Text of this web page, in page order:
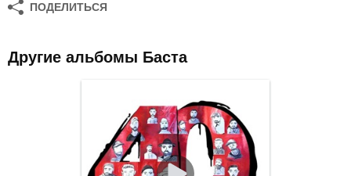
ПОДЕЛИТЬСЯ
Другие альбомы Баста